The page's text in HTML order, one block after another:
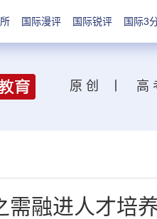
国际漫评 国际锐评 国际3
原 创 高
需融进人才培